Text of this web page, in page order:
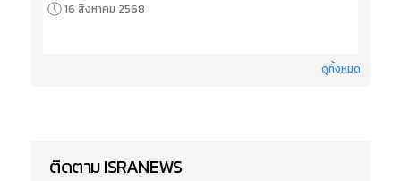
16 สิงหาคม 2568
ดูทั้งหมด
ติดตาม ISRANEWS